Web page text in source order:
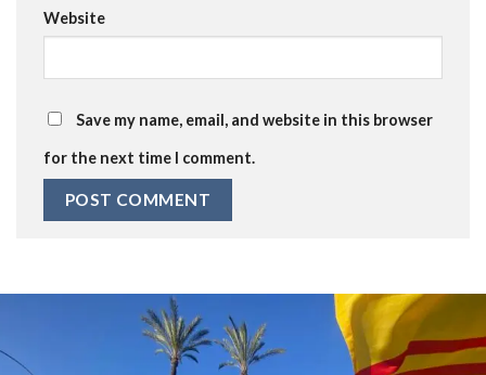
Website
Save my name, email, and website in this browser
for the next time I comment.